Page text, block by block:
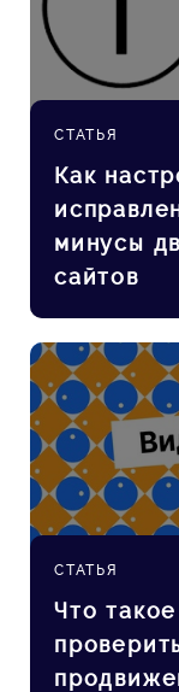
СТАТЬЯ
Как
минусы
сайтов
СТАТЬЯ
Что